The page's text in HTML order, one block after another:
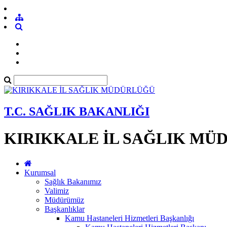
T.C. SAĞLIK BAKANLIĞI
KIRIKKALE İL SAĞLIK
Kurumsal
Sağlık Bakanımız
Valimiz
Müdürümüz
Başkanlıklar
Kamu Hastaneleri Hizmetleri Başkanlığı